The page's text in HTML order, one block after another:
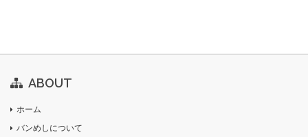
ABOUT
ホーム
バンめしについて